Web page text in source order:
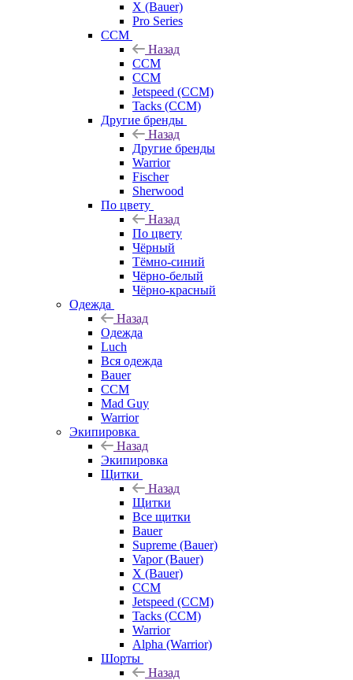
X (Bauer)
Pro Series
CCM
Назад
CCM
CCM
Jetspeed (CCM)
Tacks (CCM)
Другие бренды
Назад
Другие бренды
Warrior
Fischer
Sherwood
По цвету
Назад
По цвету
Чёрный
Тёмно-синий
Чёрно-белый
Чёрно-красный
Одежда
Назад
Одежда
Luch
Вся одежда
Bauer
CCM
Mad Guy
Warrior
Экипировка
Назад
Экипировка
Щитки
Назад
Щитки
Все щитки
Bauer
Supreme (Bauer)
Vapor (Bauer)
X (Bauer)
CCM
Jetspeed (CCM)
Tacks (CCM)
Warrior
Alpha (Warrior)
Шорты
Назад